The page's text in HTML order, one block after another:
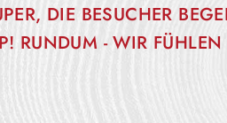
DIE BESUCHER
RUNDUM - WIR